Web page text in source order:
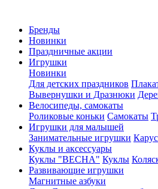
Бренды
Новинки
Праздничные акции
Игрушки
Новинки
Для детских праздников
Вывернушки и Дразнюки
Велосипеды, самокаты
Роликовые коньки Самокаты
Игрушки для малышей
Занимательные игрушки
Куклы и аксессуары
Куклы "ВЕСНА" Куклы
Развивающие игрушки
Магнитные азбуки